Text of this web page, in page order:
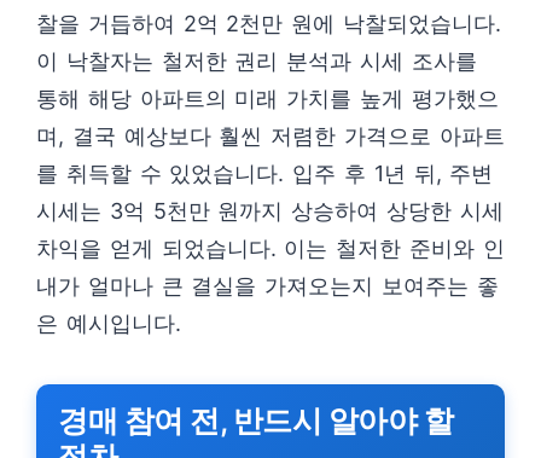
찰을 거듭하여 2억 2천만 원에 낙찰되었습니다.
이 낙찰자는 철저한 권리 분석과 시세 조사를
통해 해당 아파트의 미래 가치를 높게 평가했으
며, 결국 예상보다 훨씬 저렴한 가격으로 아파트
를 취득할 수 있었습니다. 입주 후 1년 뒤, 주변
시세는 3억 5천만 원까지 상승하여 상당한 시세
차익을 얻게 되었습니다. 이는 철저한 준비와 인
내가 얼마나 큰 결실을 가져오는지 보여주는 좋
은 예시입니다.
경매 참여 전, 반드시 알아야 할